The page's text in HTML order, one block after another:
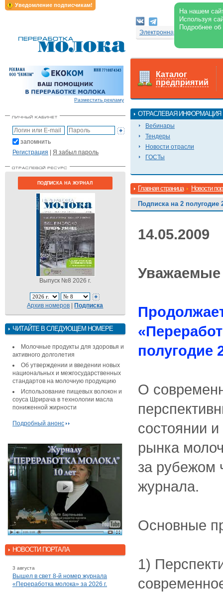
Уведомление подписчикам!
На нашем
Используя
Подробнее
Электронная версия
Разместить рекламу
запомнить
Регистрация | Я забыл пароль
ПОДПИСКА НА ЖУРНАЛ
Выпуск №8 2026 г.
Архив номеров |Подписка
ЧИТАЙТЕ В СЛЕДУЮЩЕМ НОМЕРЕ
Молочные продукты для здоровья и
активного долголетия
Об утверждении и введении новых
национальных и межгосударственных
стандартов на молочную продукцию
Использование пищевых волокон и
соуса Шрирача в технологии масла
пониженной жирности
Подробный анонс
НОВОСТИ ПОРТАЛА
3 августа
Вышел в свет 8-й номер журнала
«Переработка молока» за 2026 г.
Каталог
предприятий
ОТРАСЛЕВАЯ ИНФОРМАЦИЯ
Вебинары
Тендеры
Новости отрасли
ГОСТы
Главная страница Новости
Подписка на 2 полугодие
14.05.2009
Уважаемые
полугодие
О
состоянии
рынка
за рубежом
журнала.
Основные
1)